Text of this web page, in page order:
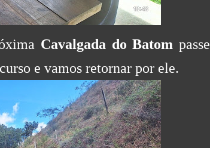
Cavalgada do Batom passe
e vamos retornar por ele.